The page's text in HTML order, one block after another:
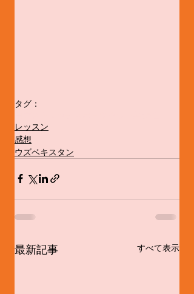
タグ：
レッスン
感想
ウズベキスタン
最新記事 すべて表示